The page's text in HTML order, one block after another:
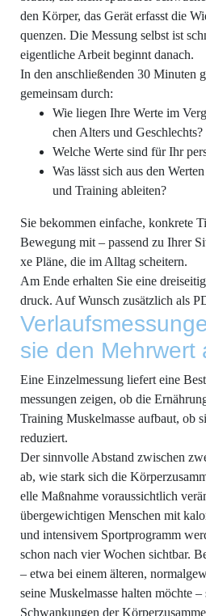
den Kör­per, das Gerät erfasst die
quen­zen. Die Mes­sung selbst ist
eigent­li­che Arbeit beginnt danach.
In den anschlie­ßen­den 30 Minu­ten
gemein­sam durch:
Wie lie­gen Ihre Wer­te im
chen Alters und Geschlechts?
Wel­che Wer­te sind für Ihr
Was lässt sich aus den
und Trai­ning ableiten?
Sie bekom­men ein­fa­che, kon­kre­te
Bewe­gung mit – pas­send zu Ihrer
xe Plä­ne, die im All­tag scheitern.
Am Ende erhal­ten Sie eine
druck. Auf Wunsch zusätz­lich als
sie den Mehr­wert
Eine Ein­zel­mes­sung lie­fert eine
mes­sun­gen zei­gen, ob die
Trai­ning Mus­kel­mas­se auf­baut, ob
reduziert.
Der sinn­vol­le Abstand zwi­schen
ab, wie stark sich die
el­le Maß­nah­me vor­aus­sicht­lich
über­ge­wich­ti­gen Men­schen mit
und inten­si­vem Sport­pro­gramm
schon nach vier Wochen sicht­bar.
– etwa bei einem älte­ren,
sei­ne Mus­kel­mas­se hal­ten möch­te
Schwan­kun­gen der